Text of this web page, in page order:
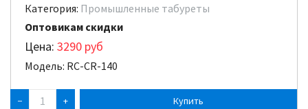
Категория: Промышленные табуреты
Оптовикам скидки
Цена: 3290 руб
Модель: RC-CR-140
− +